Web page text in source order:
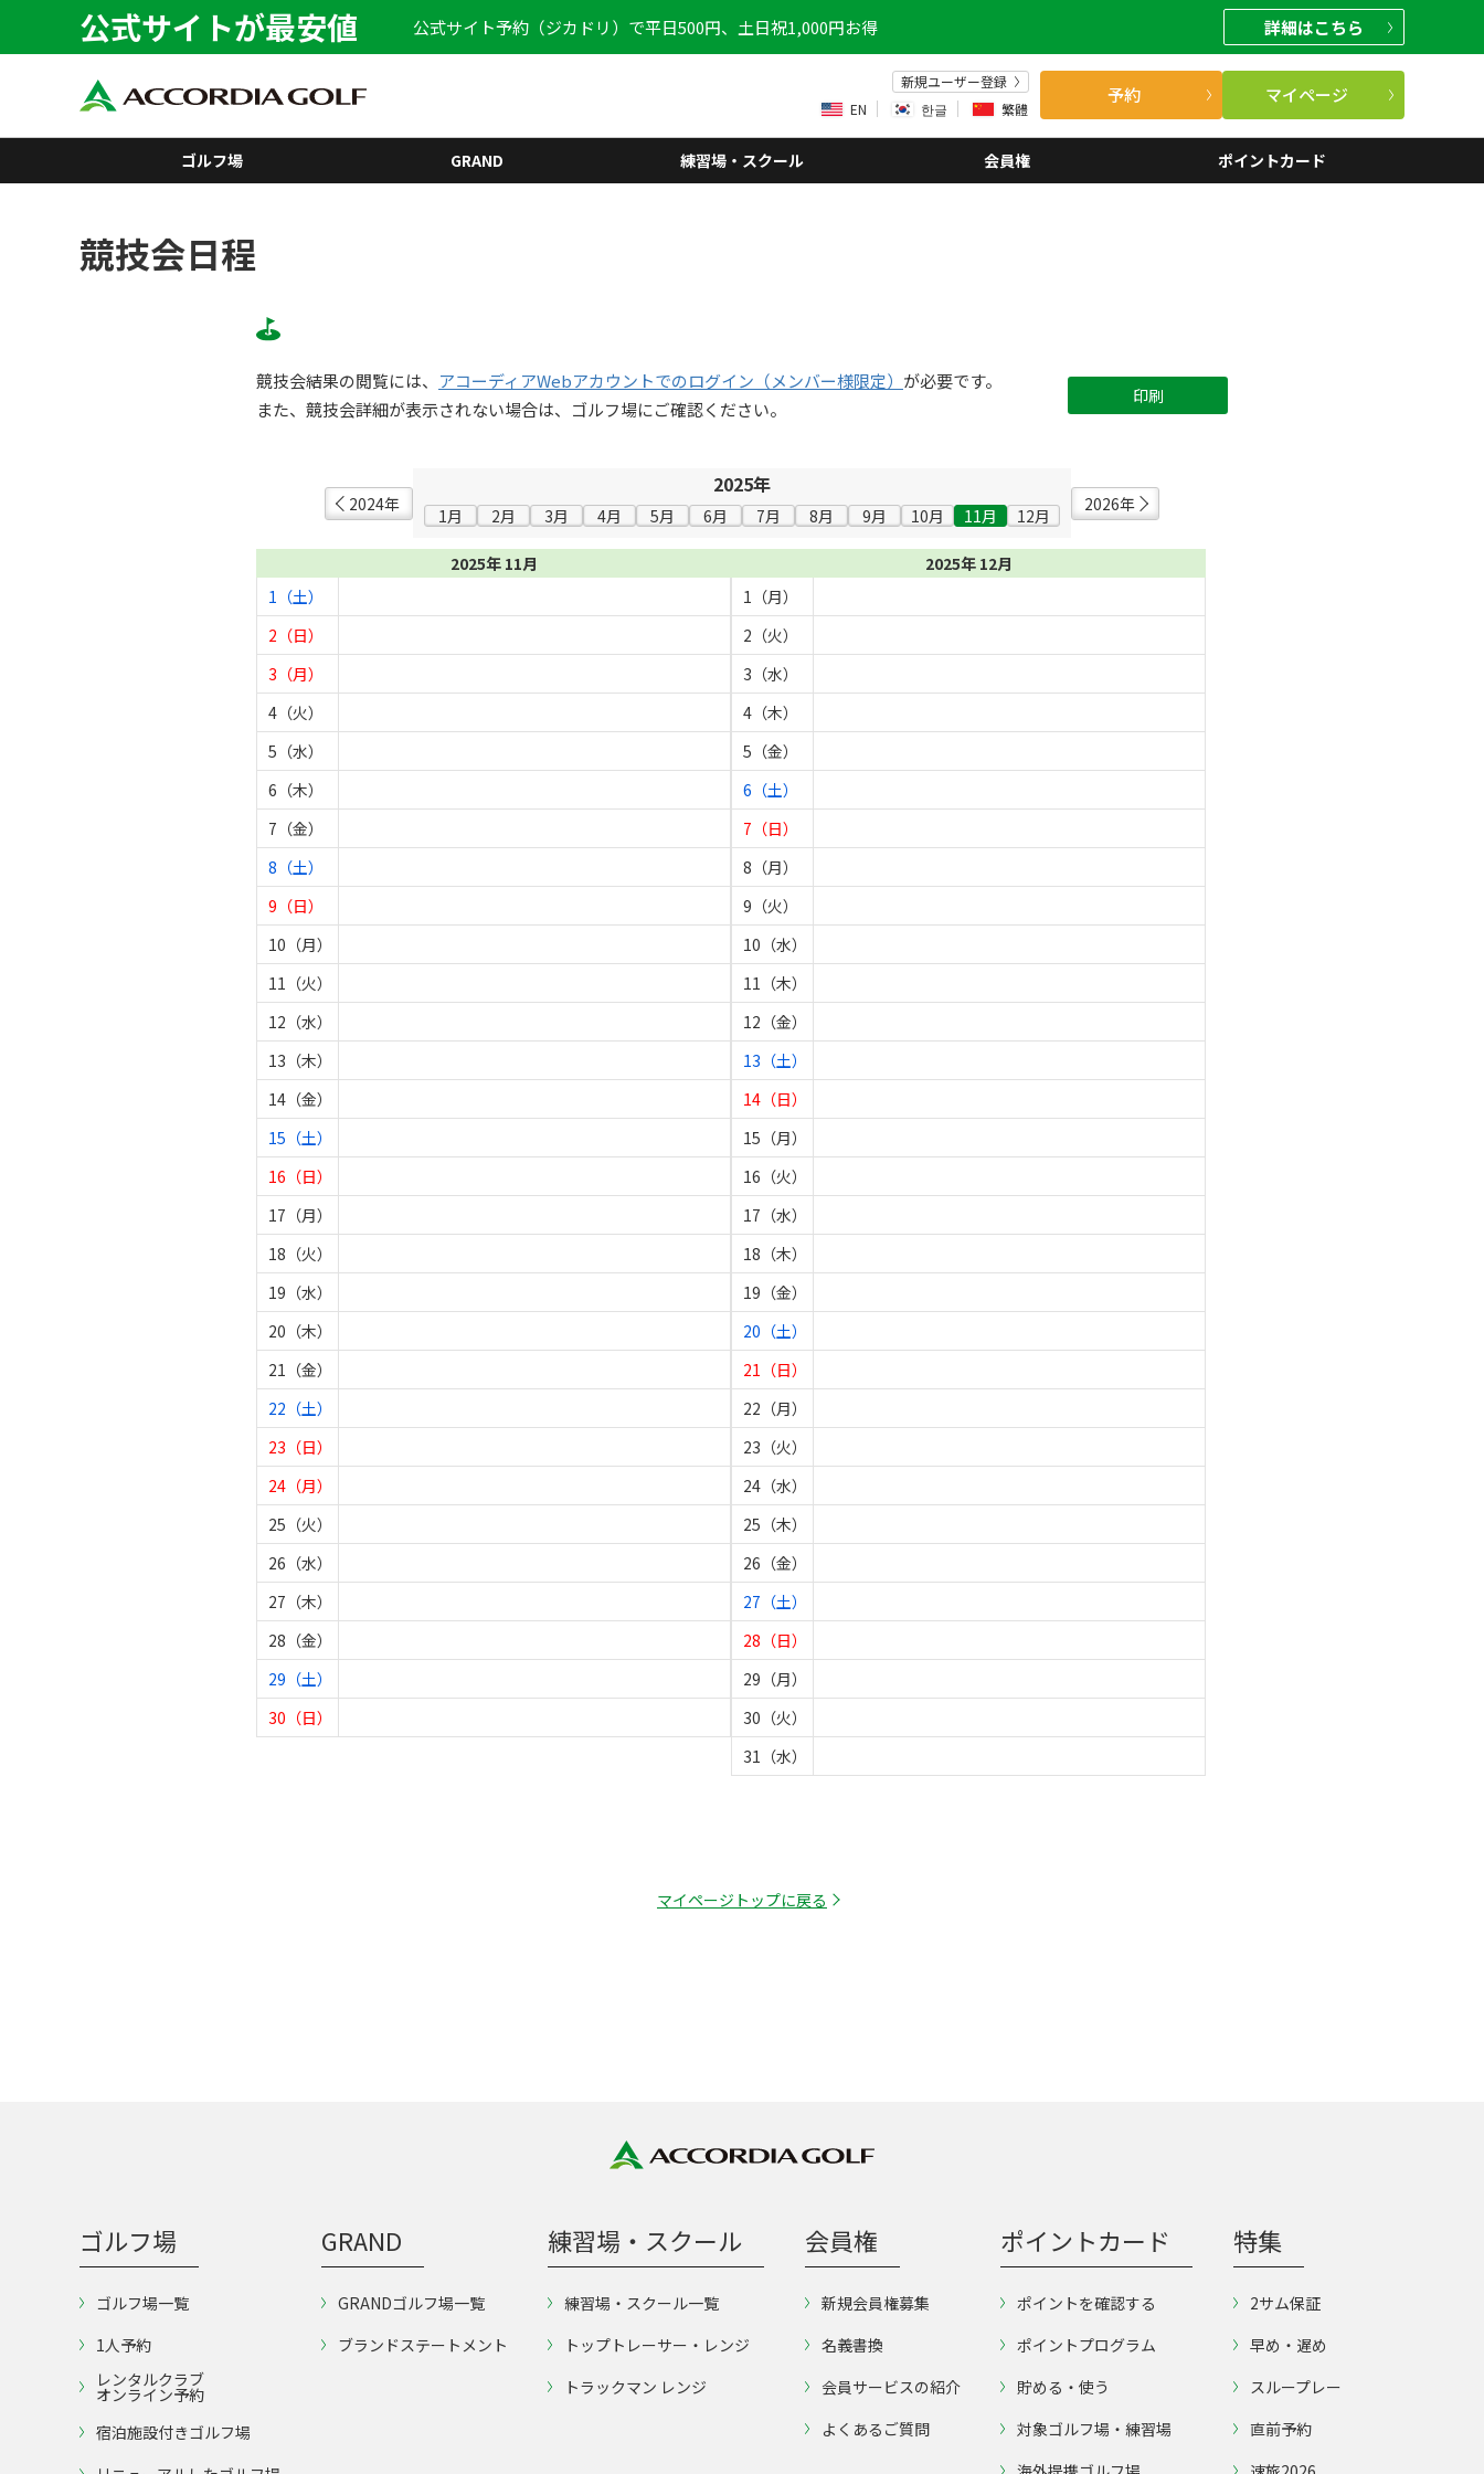
公式サイトが最安値 公式サイト予約（ジカドリ）で平日500円、土日祝1,000円お得 詳細はこちら
新規ユーザー登録
EN
한글 繁體
予約 マイページ
ゴルフ場 GRAND 練習場・スクール 会員権 ポイントカード
競技会日程
競技会結果の閲覧には、 アコーディアWebアカウントでのログイン（メンバー様限定） が必要です。
また、競技会詳細が表示されない場合は、ゴルフ場にご確認ください。
印刷
2024年
2025年
1月 2月 3月 4月 5月 6月 7月 8月 9月 10月 11月 12月
2026年
2025年 11月
1（土）
2（日）
3（月）
4（火）
5（水）
6（木）
7（金）
8（土）
9（日）
10（月）
11（火）
12（水）
13（木）
14（金）
15（土）
16（日）
17（月）
18（火）
19（水）
20（木）
21（金）
22（土）
23（日）
24（月）
25（火）
26（水）
27（木）
28（金）
29（土）
30（日）
2025年 12月
1（月）
2（火）
3（水）
4（木）
5（金）
6（土）
7（日）
8（月）
9（火）
10（水）
11（木）
12（金）
13（土）
14（日）
15（月）
16（火）
17（水）
18（木）
19（金）
20（土）
21（日）
22（月）
23（火）
24（水）
25（木）
26（金）
27（土）
28（日）
29（月）
30（火）
31（水）
マイページトップに戻る
ゴルフ場
ゴルフ場一覧
1人予約
レンタルクラブ
オンライン予約
宿泊施設付きゴルフ場
GRAND
GRANDゴルフ場一覧
ブランドステートメント
練習場・スクール
練習場・スクール一覧
トップトレーサー・レンジ
トラックマン レンジ
会員権
新規会員権募集
名義書換
会員サービスの紹介
よくあるご質問
ポイントカード
ポイントを確認する
ポイントプログラム
貯める・使う
対象ゴルフ場・練習場
特集
2サム保証
早め・遅め
スループレー
直前予約